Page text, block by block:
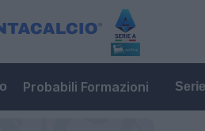
Probabili Formazioni